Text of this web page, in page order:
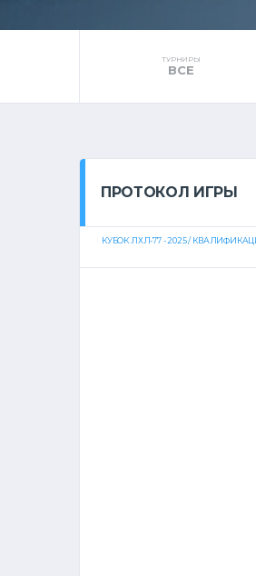
ТУРНИРЫ
ВСЕ
ПРОТОКОЛ ИГРЫ
КУБОК ЛХЛ-77 - 2025 /